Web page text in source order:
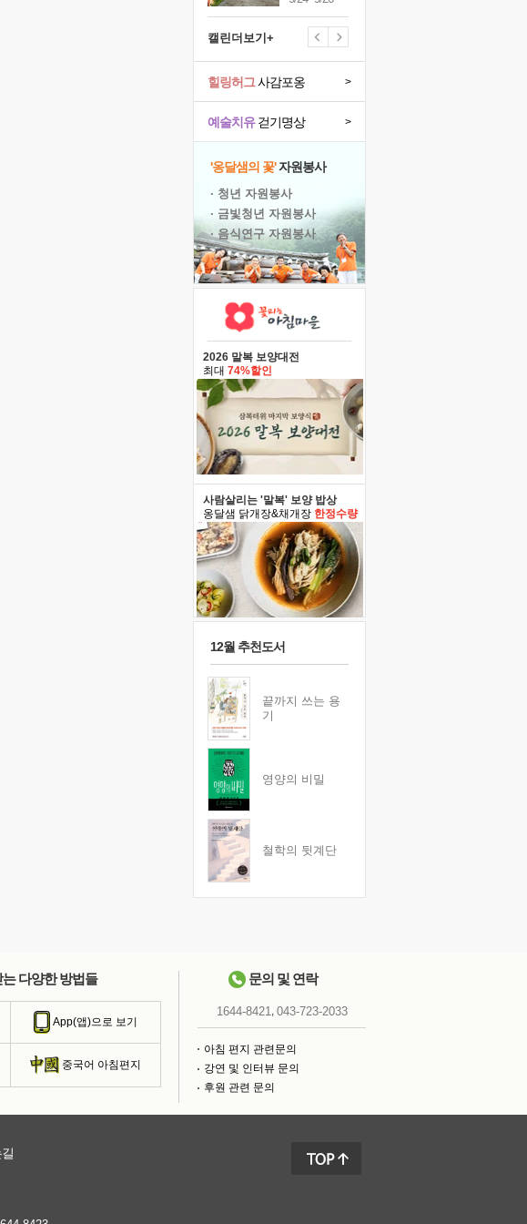
캘린더보기+
예술치유걷기명상 >
힐링허그사감포옹 >
'옹달샘의 꽃'자원봉사
· 청년 자원봉사
· 금빛청년 자원봉사
· 음식연구 자원봉사
2026 말복 보양대전
최대 74%할인
사람살리는 '말복' 보양 밥상
옹달샘 닭개장&채개장 한정수량
12월 추천도서
끝까지 쓰는 용
기
영양의 비밀
철학의 뒷계단
다양한 방법들
App(앱)으로 보기
중국어 아침편지
문의 및 연락
1644-8421, 043-723-2033
아침 편지 관련문의
강연 및 인터뷰 문의
후원 관련 문의